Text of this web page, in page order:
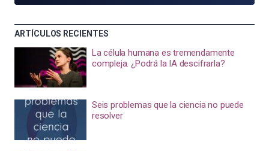
ARTÍCULOS RECIENTES
La célula humana es tremendamente
compleja. ¿Podrá la IA descifrarla?
Seis problemas que la ciencia no puede
resolver